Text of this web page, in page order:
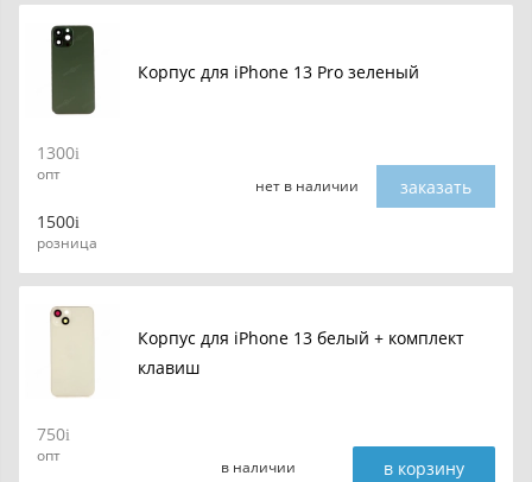
Корпус для iPhone 13 Pro зеленый
1300
опт
1500
розница
нет в наличии заказать
Корпус для iPhone 13 белый + комплект
клавиш
750
опт
в наличии в корзину